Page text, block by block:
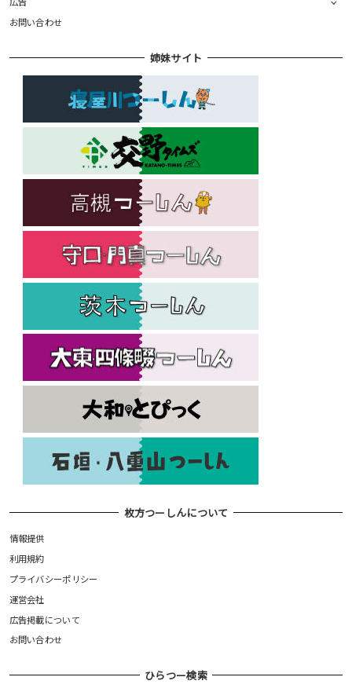
お問い合わせ
姉妹サイト
枚方つーしんについて
情報提供
利用規約
プライバシーポリシー
運営会社
広告掲載について
お問い合わせ
ひらつー検索